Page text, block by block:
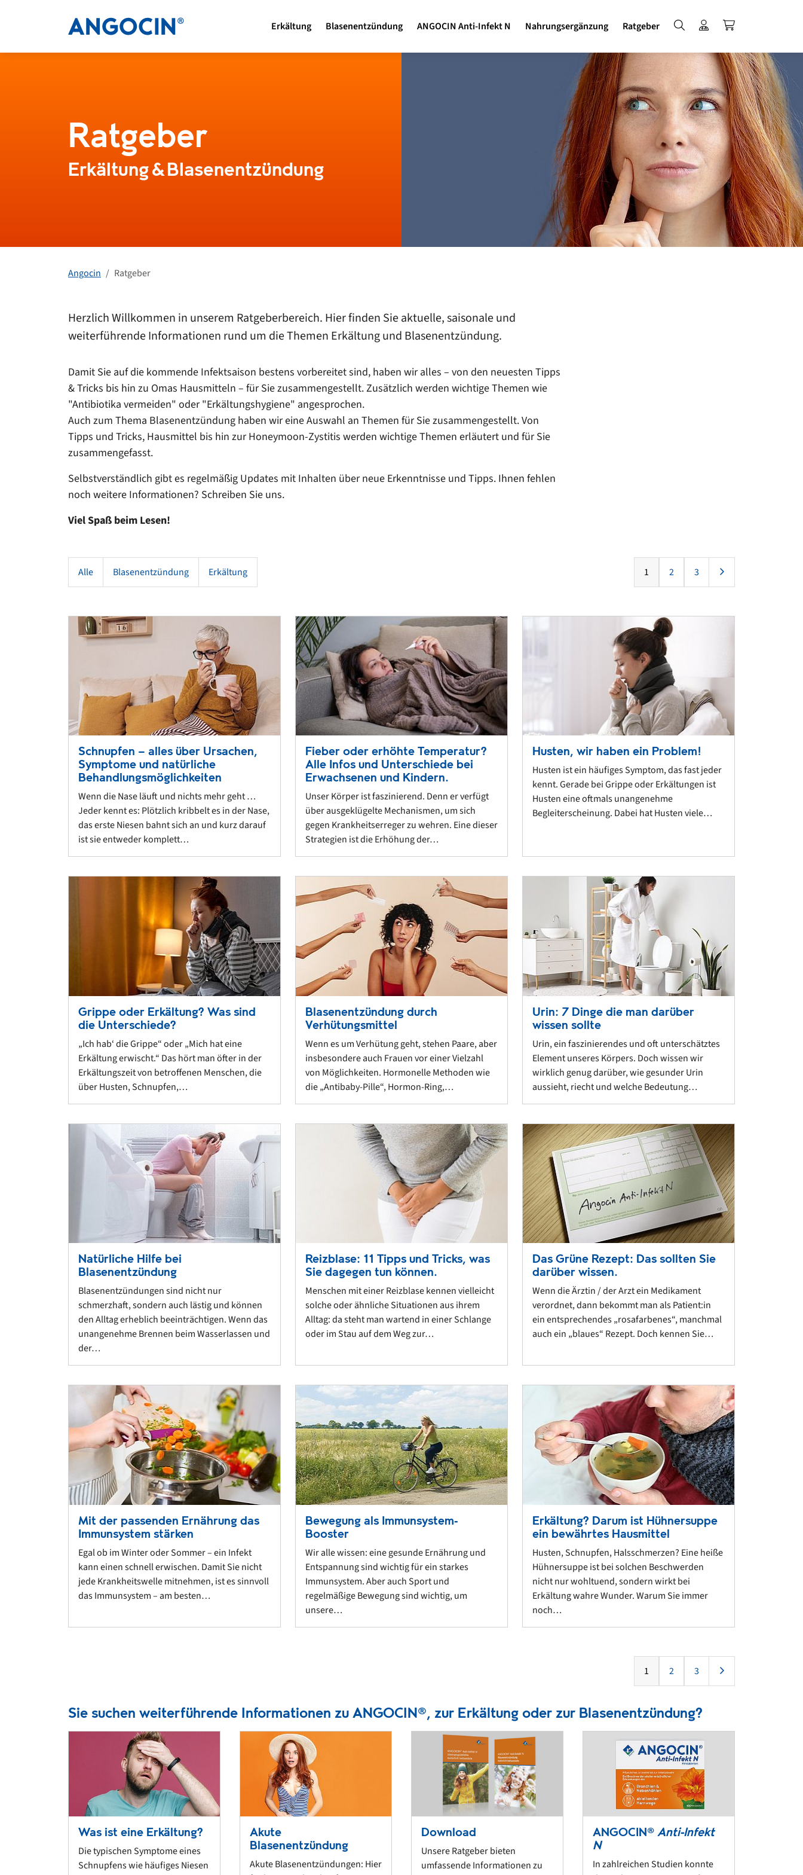
Erkältung Blasenentzündung ANGOCIN Anti-Infekt N Nahrungsergänzung Ratgeber SucheLogin für Fachkreise
ANGOCIN
Angocin Ratgeber
Ratgeber
Erkältung & Blasenentzündung
Herzlich Willkommen in unserem Ratgeberbereich. Hier finden Sie aktuelle, saisonale und
weiterführende Informationen rund um die Themen Erkältung und Blasenentzündung.
Damit Sie auf die kommende Infektsaison bestens vorbereitet sind, haben wir alles – von den neuesten Tipps
& Tricks bis hin zu Omas Hausmitteln – für Sie zusammengestellt. Zusätzlich werden wichtige Themen wie
"Antibiotika vermeiden" oder "Erkältungshygiene" angesprochen.
Auch zum Thema Blasenentzündung haben wir eine Auswahl an Themen für Sie zusammengestellt. Von
Tipps und Tricks, Hausmittel bis hin zur Honeymoon-Zystitis werden wichtige Themen erläutert und für Sie
zusammengefasst.
Selbstverständlich gibt es regelmäßig Updates mit Inhalten über neue Erkenntnisse und Tipps. Ihnen fehlen
noch weitere Informationen? Schreiben Sie uns.
Viel Spaß beim Lesen!
Alle Blasenentzündung Erkältung 1 2 3
Schnupfen – alles über Ursachen,
Symptome und natürliche
Behandlungsmöglichkeiten
Wenn die Nase läuft und nichts mehr geht …
Jeder kennt es: Plötzlich kribbelt es in der Nase,
das erste Niesen bahnt sich an und kurz darauf
ist sie entweder komplett…
Fieber oder erhöhte Temperatur?
Alle Infos und Unterschiede bei
Erwachsenen und Kindern.
Unser Körper ist faszinierend. Denn er verfügt
über ausgeklügelte Mechanismen, um sich
gegen Krankheitserreger zu wehren. Eine dieser
Strategien ist die Erhöhung der…
Husten, wir haben ein Problem!
Husten ist ein häufiges Symptom, das fast jeder
kennt. Gerade bei Grippe oder Erkältungen ist
Husten eine oftmals unangenehme
Begleiterscheinung. Dabei hat Husten viele…
Grippe oder Erkältung? Was sind
die Unterschiede?
„Ich hab‘ die Grippe“ oder „Mich hat eine
Erkältung erwischt.“ Das hört man öfter in der
Erkältungszeit von betroffenen Menschen, die
über Husten, Schnupfen,…
Blasenentzündung durch
Verhütungsmittel
Wenn es um Verhütung geht, stehen Paare, aber
insbesondere auch Frauen vor einer Vielzahl
von Möglichkeiten. Hormonelle Methoden wie
die „Antibaby-Pille“, Hormon-Ring,…
Urin: 7 Dinge die man darüber
wissen sollte
Urin, ein faszinierendes und oft unterschätztes
Element unseres Körpers. Doch wissen wir
wirklich genug darüber, wie gesunder Urin
aussieht, riecht und welche Bedeutung…
Natürliche Hilfe bei
Blasenentzündung
Blasenentzündungen sind nicht nur
schmerzhaft, sondern auch lästig und können
den Alltag erheblich beeinträchtigen. Wenn das
unangenehme Brennen beim Wasserlassen und
der…
Reizblase: 11 Tipps und Tricks, was
Sie dagegen tun können.
Menschen mit einer Reizblase kennen vielleicht
solche oder ähnliche Situationen aus ihrem
Alltag: da steht man wartend in einer Schlange
oder im Stau auf dem Weg zur…
Das Grüne Rezept: Das sollten Sie
darüber wissen.
Wenn die Ärztin / der Arzt ein Medikament
verordnet, dann bekommt man als Patient:in
ein entsprechendes „rosafarbenes“, manchmal
auch ein „blaues“ Rezept. Doch kennen Sie…
Mit der passenden Ernährung das
Immunsystem stärken
Egal ob im Winter oder Sommer – ein Infekt
kann einen schnell erwischen. Damit Sie nicht
jede Krankheitswelle mitnehmen, ist es sinnvoll
das Immunsystem – am besten…
Bewegung als Immunsystem‐
Booster
Wir alle wissen: eine gesunde Ernährung und
Entspannung sind wichtig für ein starkes
Immunsystem. Aber auch Sport und
regelmäßige Bewegung sind wichtig, um
unsere…
Erkältung? Darum ist Hühnersuppe
ein bewährtes Hausmittel
Husten, Schnupfen, Halsschmerzen? Eine heiße
Hühnersuppe ist bei solchen Beschwerden
nicht nur wohltuend, sondern wirkt bei
Erkältung wahre Wunder. Warum Sie immer
noch…
1 2 3
Sie suchen weiterführende Informationen zu ANGOCIN®, zur Erkältung oder zur Blasenentzündung?
Was ist eine Erkältung?
Die typischen Symptome eines
Schnupfens wie häufiges Niesen
Akute
Blasenentzündung
Akute Blasenentzündungen: Hier
Download
Unsere Ratgeber bieten
umfassende Informationen zu
ANGOCIN®Anti-Infekt
N
In zahlreichen Studien konnte